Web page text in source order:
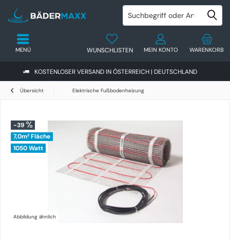
KOSTENLOSER VERSAND IN ÖSTERREICH | DEUTSCHLAND
WARENKORB
WUNSCHLISTEN MEIN KONTO
MENÜ
Übersicht Elektrische Fußbodenheizung
-39
7,0m² Fläche
1050 Watt
Abbildung ähnlich